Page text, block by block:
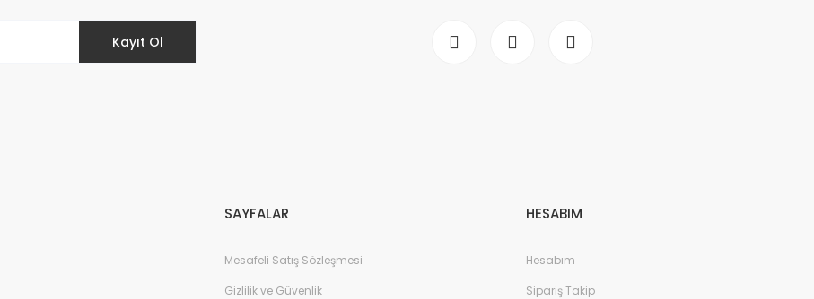
Kayıt Ol
SAYFALAR
Mesafeli Satış Sözleşmesi
Gizlilik ve Güvenlik
HESABIM
Hesabım
Sipariş Takip